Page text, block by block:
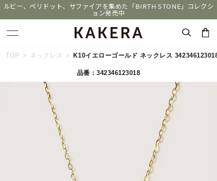
ルビー、ペリドット、サファイアを集めた「BIRTH STONE」コレクシ
ョン発売中
キーワードで検索する
人気検索キーワード
#eギフト #ハーフエタニティリング
TOP ネックレス K10イエローゴールド ネックレス
品番：342346123018